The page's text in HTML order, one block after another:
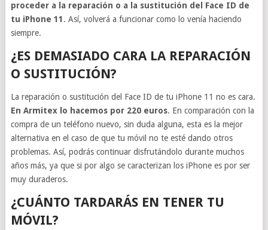
proceder a la reparación o a la sustitución del Face ID de
tu iPhone 11 . Así, volverá a funcionar como lo venía haciendo
siempre.
¿ES DEMASIADO CARA LA REPARACIÓN
O SUSTITUCIÓN?
La reparación o sustitución del Face ID de tu iPhone 11 no es cara.
En Armitex lo hacemos por 220 euros. En comparación con la
compra de un teléfono nuevo, sin duda alguna, esta es la mejor
alternativa en el caso de que tu móvil no te esté dando otros
problemas. Así, podrás continuar disfrutándolo durante muchos
años más, ya que si por algo se caracterizan los iPhone es por ser
muy duraderos.
¿CUÁNTO TARDARÁS EN TENER TU
MÓVIL?